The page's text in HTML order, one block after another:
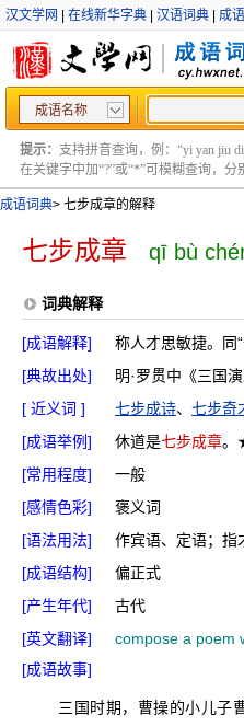
汉文学网 在线新华字典 汉语词典 成
成语名称
提示： 支持拼音查询，例：“yi yan jiu
在关键字中加“?”或“*”可模糊查询，分
成语词典> 七步成章的解释
七步成章 qī bù
词典解释
[成语解释]
称人才思敏捷。同“
[典故出处]
明·罗贯中《三国
[ 近义词 ]
七步成诗、 七步奇
[成语举例]
休道是七步成章。
[常用程度]
一般
[感情色彩]
褒义词
[语法用法]
作宾语、定语；指
[成语结构]
偏正式
[产生年代]
古代
[英文翻译]
compose a poem
[成语故事]
三国时期，曹操的小儿子